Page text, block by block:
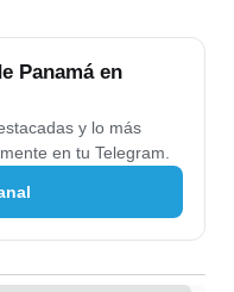
Panamá en
y lo más
en tu Telegram.